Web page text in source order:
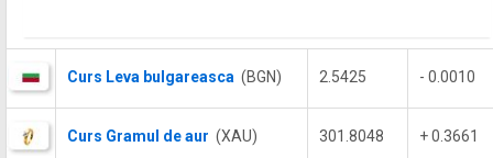
Curs Leva bulgareasca (BGN) 2.5425 - 0.0010
Curs Gramul de aur (XAU) 301.8048 + 0.3661